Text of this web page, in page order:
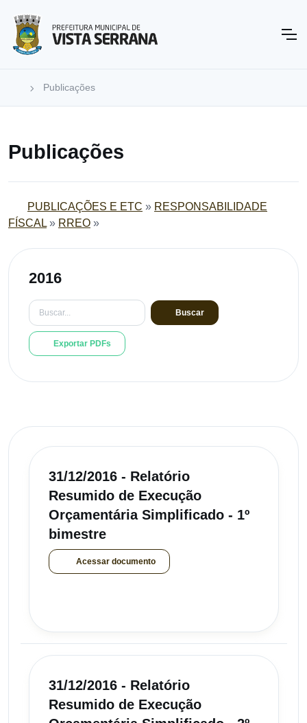
Publicações
Publicações
PUBLICAÇÕES E ETC » RESPONSABILIDADE
FÍSCAL » RREO »
2016
Buscar
Exportar PDFs
31/12/2016 - Relatório
Resumido de Execução
Orçamentária Simplificado - 1º
bimestre
Acessar documento
31/12/2016 - Relatório
Resumido de Execução